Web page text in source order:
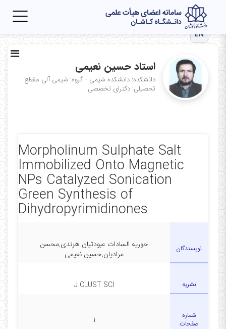
EN
استاد حسین نعیمی
دانشکده: دانشکده شیمی - گروه: شیمی آلی مقطع
تحصیلی: دکترای تخصصی |
Morpholinum Sulphate Salt
Immobilized Onto Magnetic
NPs Catalyzed Sonication
Green Synthesis of
Dihydropyrimidinones
نویسندگان
حوریه السادات عبودتیان هرندی,محسن
مرادیان,حسین نعیمی
نشریه J CLUST SCI
شماره
صفحات
1